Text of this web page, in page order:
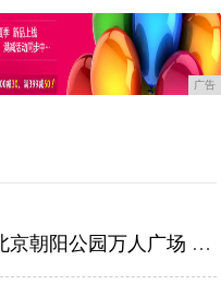
广告
布鲁伊“玩趣食光”本周末登陆北京朝阳公园万人广场 和布鲁伊一起 精彩乐翻天